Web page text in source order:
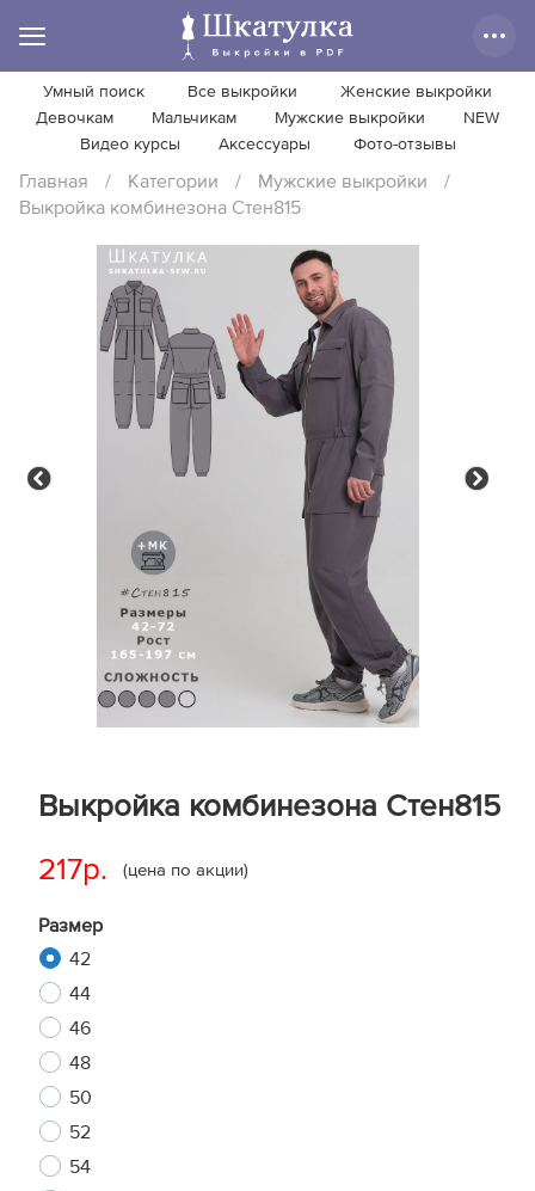
Умный поиск Все выкройки
Женские выкройки
Девочкам
Мальчикам Мужские выкройки
NEW
Видео курсы
Аксессуары Фото-отзывы
Главная / Категории / Мужские выкройки
/
Выкройка комбинезона Стен815
Выкройка комбинезона Стен815
217р. (цена по акции)
Размер
42
44
46
48
50
52
54